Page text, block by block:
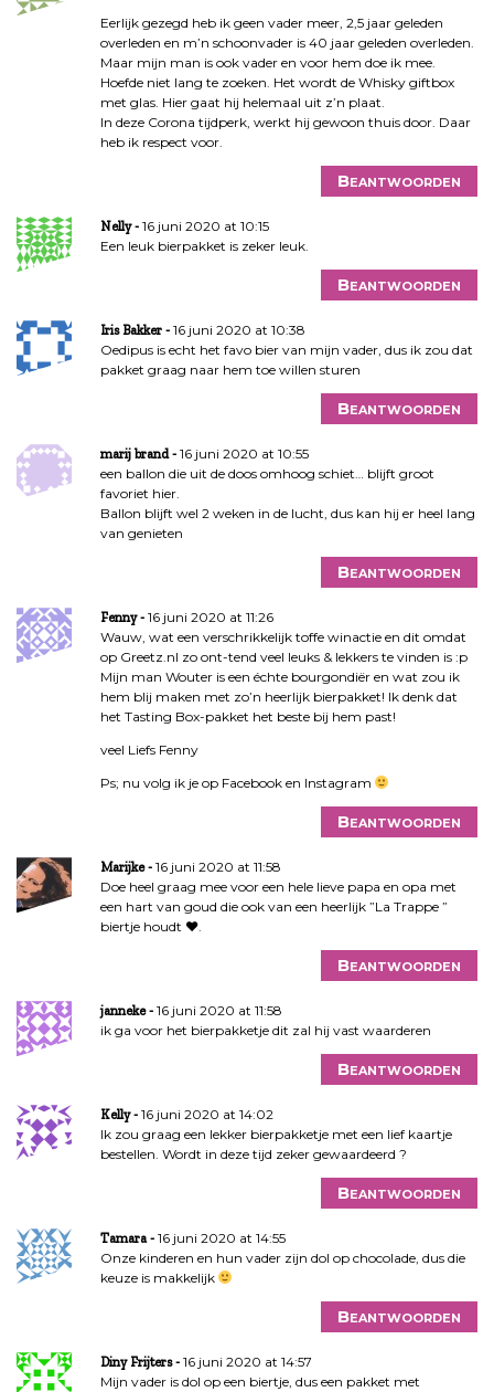
Eerlijk gezegd heb ik geen vader meer, 2,5 jaar geleden
overleden en m’n schoonvader is 40 jaar geleden overleden.
Maar mijn man is ook vader en voor hem doe ik mee.
Hoefde niet lang te zoeken. Het wordt de Whisky giftbox
met glas. Hier gaat hij helemaal uit z’n plaat.
In deze Corona tijdperk, werkt hij gewoon thuis door. Daar
heb ik respect voor.
Beantwoorden
Nelly
16 juni 2020 at 10:15
Een leuk bierpakket is zeker leuk.
Beantwoorden
Iris Bakker
16 juni 2020 at 10:38
Oedipus is echt het favo bier van mijn vader, dus ik zou dat
pakket graag naar hem toe willen sturen
Beantwoorden
marij brand
16 juni 2020 at 10:55
een ballon die uit de doos omhoog schiet… blijft groot
favoriet hier.
Ballon blijft wel 2 weken in de lucht, dus kan hij er heel lang
van genieten
Beantwoorden
Fenny
16 juni 2020 at 11:26
Wauw, wat een verschrikkelijk toffe winactie en dit omdat
op Greetz.nl zo ont-tend veel leuks & lekkers te vinden is :p
Mijn man Wouter is een échte bourgondiër en wat zou ik
hem blij maken met zo’n heerlijk bierpakket! Ik denk dat
het Tasting Box-pakket het beste bij hem past!
veel Liefs Fenny
Ps; nu volg ik je op Facebook en Instagram
Beantwoorden
Marijke
16 juni 2020 at 11:58
Doe heel graag mee voor een hele lieve papa en opa met
een hart van goud die ook van een heerlijk ”La Trappe ”
biertje houdt ♥.
Beantwoorden
janneke
16 juni 2020 at 11:58
ik ga voor het bierpakketje dit zal hij vast waarderen
Beantwoorden
Kelly
16 juni 2020 at 14:02
Ik zou graag een lekker bierpakketje met een lief kaartje
bestellen. Wordt in deze tijd zeker gewaardeerd ?
Beantwoorden
Tamara
16 juni 2020 at 14:55
Onze kinderen en hun vader zijn dol op chocolade, dus die
keuze is makkelijk
Beantwoorden
Diny Frijters
16 juni 2020 at 14:57
Mijn vader is dol op een biertje, dus een pakket met